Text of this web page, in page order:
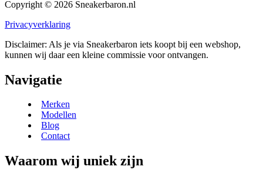
Copyright © 2026 Sneakerbaron.nl
Privacyverklaring
Disclaimer: Als je via Sneakerbaron iets koopt bij een webshop,
kunnen wij daar een kleine commissie voor ontvangen.
Navigatie
Merken
Modellen
Blog
Contact
Waarom wij uniek zijn